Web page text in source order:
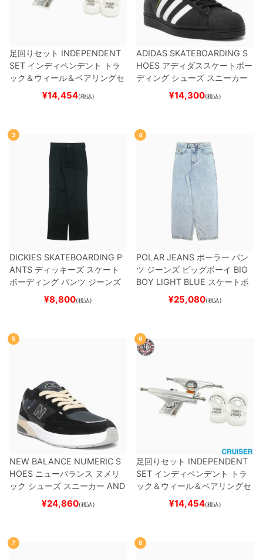
足回りセット INDEPENDENT
SET インディペンデント
トラ
ック＆ウィール＆ベアリングセ
（トリック用）
ード スケボー
¥14,454(税込)
ADIDAS SKATEBOARDING S
HOES アディダススケートボー
ディング シューズ スニーカー
スーパースター SUPERSTAR A
BLACK/WHITE/WHITE
ー
¥14,300(税込)
3
DICKIES SKATEBOARDING P
ANTS ディッキーズ スケート
ボーディング パンツ ジーンズ
SLIM FIT 30 LENGTH
スケートボード スケボー
¥8,800(税込)
4
POLAR JEANS ポーラー パン
ツ ジーンズ ビッグボーイ BIG
BOY LIGHT BLUE スケートボ
ード スケボー
¥25,080(税込)
5
NEW BALANCE NUMERIC S
HOES ニューバランス ヌメリ
ック シューズ スニーカー AND
REW REYNOLDS 933
BLACK/NAVYスケートボ
¥24,860(税込)
6
足回りセット INDEPENDENT
SET インディペンデント
トラ
ック＆ウィール＆ベアリングセ
（クルーザー用）
ボード スケボー
¥14,454(税込)
7 8